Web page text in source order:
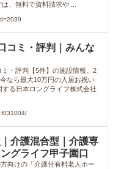
、無料で資料請求や ...
コミ・評判｜みんな
・評判【5件】の施設情報。2
なら最大10万円の入居お祝い
る日本ロングライフ株式会社
介護混合型｜介護専
グライフ甲子園口
向けの「介護付有料老人ホー